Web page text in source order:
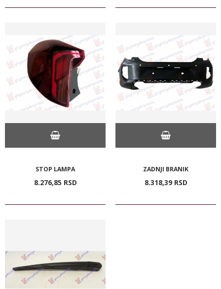
STOP LAMPA
8.276,85 RSD
ZADNJI BRANIK
8.318,39 RSD